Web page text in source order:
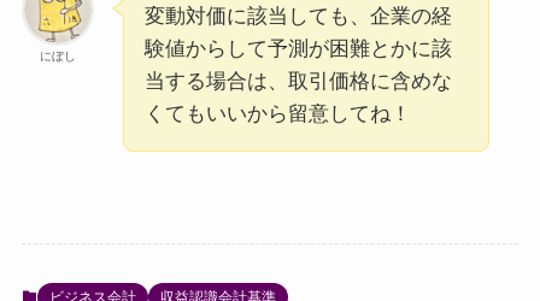
にぼし
変動対価に該当しても、企業の経
験値からして予測が困難とかに該
当する場合は、取引価格に含めな
くてもいいから留意してね！
ビジネス会計 収益認識会計基準